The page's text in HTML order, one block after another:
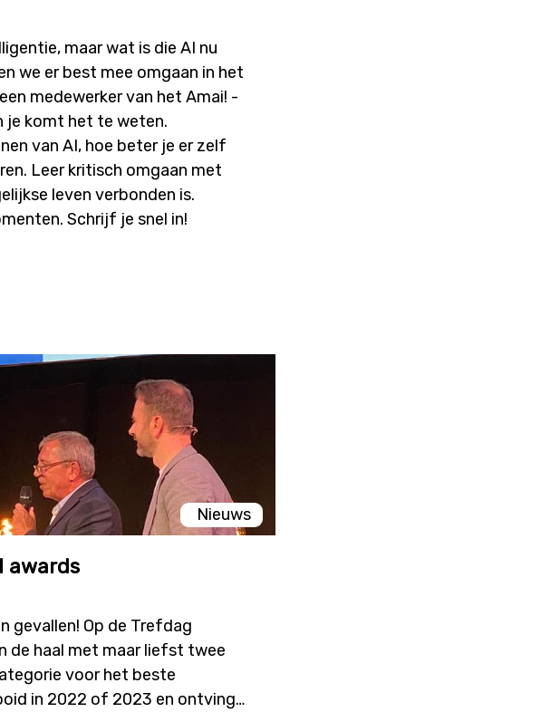
maar wat is die AI nu
we er best mee omgaan in het
medewerker van het Amai! -
je komt het te weten.
van AI, hoe beter je er zelf
Leer kritisch omgaan met
leven verbonden is.
Schrijf je snel in!
Nieuws
awards
gevallen! Op de Trefdag
de haal met maar liefst twee
voor het beste
in 2022 of 2023 en ontving